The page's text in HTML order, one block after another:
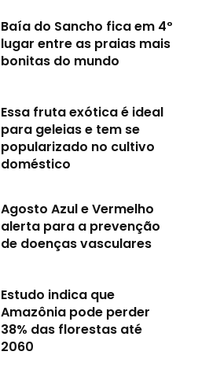
Baía do Sancho fica em 4º
lugar entre as praias mais
bonitas do mundo
Essa fruta exótica é ideal
para geleias e tem se
popularizado no cultivo
doméstico
Agosto Azul e Vermelho
alerta para a prevenção
de doenças vasculares
Estudo indica que
Amazônia pode perder
38% das florestas até
2060